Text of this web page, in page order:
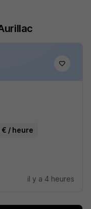
€ / heure
il y a 4 heures